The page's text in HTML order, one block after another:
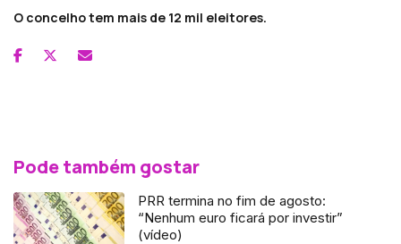
O concelho tem mais de 12 mil eleitores.
Pode também gostar
PRR termina no fim de agosto:
“Nenhum euro ficará por investir”
(vídeo)